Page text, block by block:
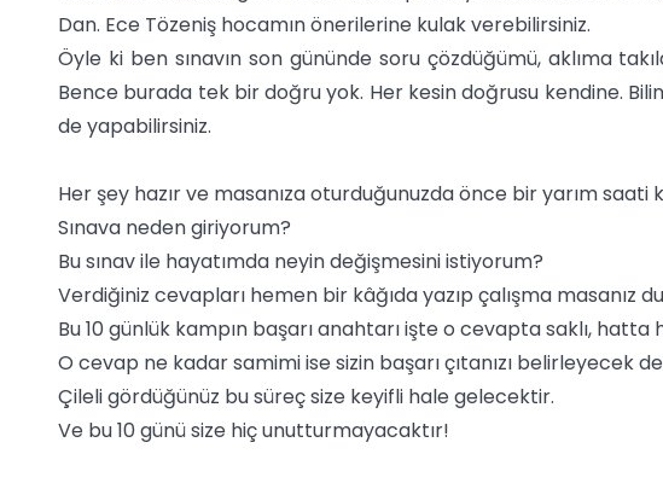
Dan. Ece Tözeniş hocamın önerilerine kulak verebilirsiniz.
Öyle ki ben sınavın son gününde soru çözdüğümü, aklıma
Bence burada tek bir doğru yok. Her kesin doğrusu kendine.
de yapabilirsiniz.
Her şey hazır ve masanıza oturduğunuzda önce bir yarım saati
Sınava neden giriyorum?
Bu sınav ile hayatımda neyin değişmesini istiyorum?
Verdiğiniz cevapları hemen bir kâğıda yazıp çalışma masanız
Bu 10 günlük kampın başarı anahtarı işte o cevapta saklı, hatta
O cevap ne kadar samimi ise sizin başarı çıtanızı belirleyecek
Çileli gördüğünüz bu süreç size keyifli hale gelecektir.
Ve bu 10 günü size hiç unutturmayacaktır!